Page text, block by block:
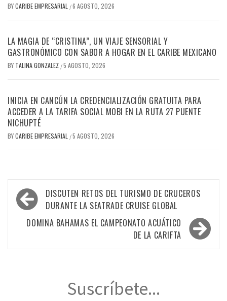
BYCARIBE EMPRESARIAL /6 AGOSTO, 2026
LA MAGIA DE “CRISTINA”, UN VIAJE SENSORIAL Y
GASTRONÓMICO CON SABOR A HOGAR EN EL CARIBE MEXICANO
BY TALINA GONZALEZ /5 AGOSTO, 2026
INICIA EN CANCÚN LA CREDENCIALIZACIÓN GRATUITA PARA
ACCEDER A LA TARIFA SOCIAL MOBI EN LA RUTA 27 PUENTE
NICHUPTÉ
BYCARIBE EMPRESARIAL /5 AGOSTO, 2026
Navegación
de
entradas
DISCUTEN RETOS DEL TURISMO DE CRUCEROS
DURANTE LA SEATRADE CRUISE GLOBAL
DOMINA BAHAMAS EL CAMPEONATO ACUÁTICO
DE LA CARIFTA
Suscríbete...